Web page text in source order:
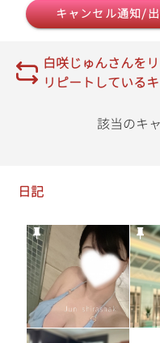
キャンセル通知/
白咲じゅんさんを
リピートしている
該当のキ
日記